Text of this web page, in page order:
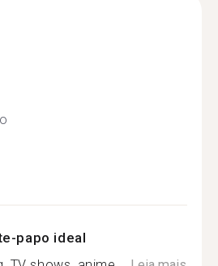
papo ideal